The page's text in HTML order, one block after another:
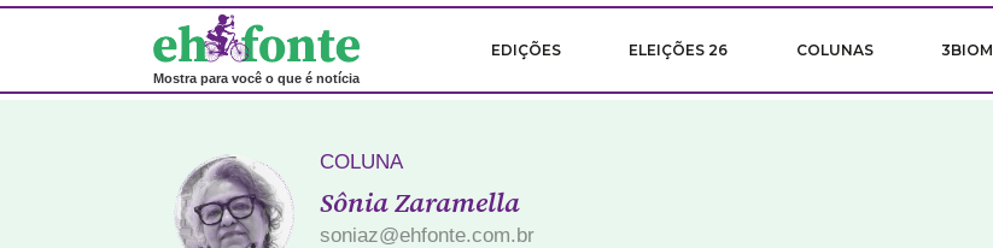
Mostra para você o que é notícia
EDIÇÕES ELEIÇÕES 26 COLUNAS
COLUNA
Sônia Zaramella
soniaz@ehfonte.com.br